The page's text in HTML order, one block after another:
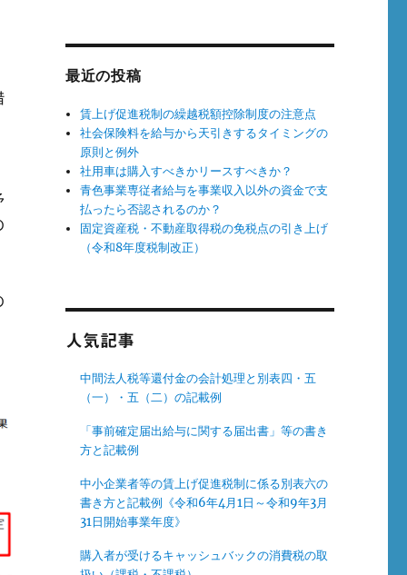
最近の投稿
賃上げ促進税制の繰越税額控除制度の注意点
社会保険料を給与から天引きするタイミングの
原則と例外
社用車は購入すべきかリースすべきか？
青色事業専従者給与を事業収入以外の資金で支
払ったら否認されるのか？
固定資産税・不動産取得税の免税点の引き上げ
（令和8年度税制改正）
人気記事
中間法人税等還付金の会計処理と別表四・五
（一）・五（二）の記載例
「事前確定届出給与に関する届出書」等の書き
方と記載例
中小企業者等の賃上げ促進税制に係る別表六の
書き方と記載例《令和6年4月1日～令和9年3月
31日開始事業年度》
購入者が受けるキャッシュバックの消費税の取